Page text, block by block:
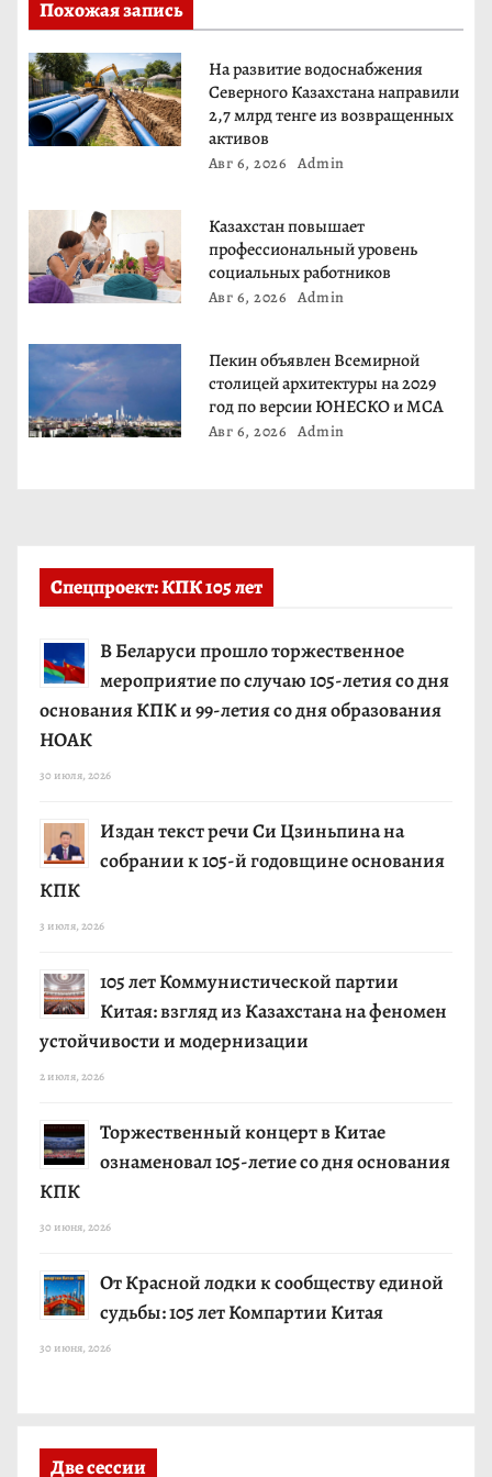
о
з
а
и
с
я
м
Похожая запись
На развитие водоснабжения
Северного Казахстана направили
2,7 млрд тенге из возвращенных
активов
Авг 6, 2026 Admin
Казахстан повышает
профессиональный уровень
социальных работников
Авг 6, 2026 Admin
Пекин объявлен Всемирной
столицей архитектуры на 2029
год по версии ЮНЕСКО и МСА
Авг 6, 2026 Admin
Спецпроект: КПК 105 лет
В Беларуси прошло торжественное
мероприятие по случаю 105-летия со дня
основания КПК и 99-летия со дня образования
НОАК
30 июля, 2026
Издан текст речи Си Цзиньпина на
собрании к 105-й годовщине основания
КПК
3 июля, 2026
105 лет Коммунистической партии
Китая: взгляд из Казахстана на феномен
устойчивости и модернизации
2 июля, 2026
Торжественный концерт в Китае
ознаменовал 105-летие со дня основания
КПК
30 июня, 2026
От Красной лодки к сообществу единой
судьбы: 105 лет Компартии Китая
30 июня, 2026
Две сессии